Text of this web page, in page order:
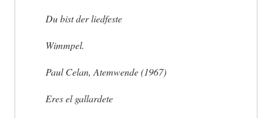
Du bist der liedfeste
Wimmpel.
Paul Celan, Atemwende (1967)
Eres el gallardete